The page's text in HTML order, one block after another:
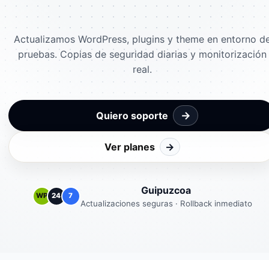
Actualizamos WordPress, plugins y theme en entorno
pruebas. Copias de seguridad diarias y monitorización
real.
Quiero soporte →
Ver planes →
WP 24 7 Guipuzcoa
Actualizaciones seguras · Rollback inmediato